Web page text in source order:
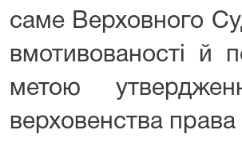
саме Верховного
вмотивованості й
метою
верховенства права